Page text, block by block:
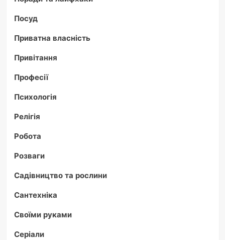
Посуд
Приватна власність
Привітання
Професії
Психологія
Релігія
Робота
Розваги
Садівництво та рослини
Сантехніка
Своїми руками
Серіали